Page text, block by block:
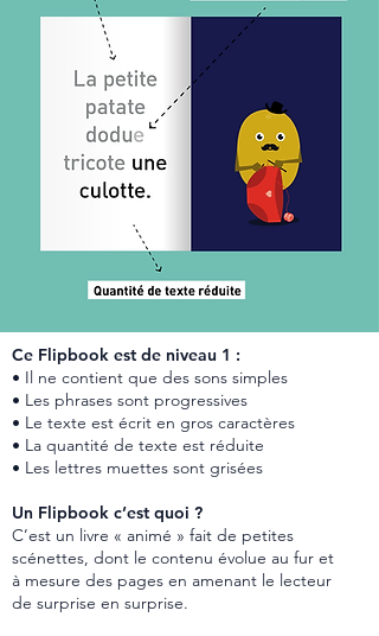
Ce Flipbook est de niveau 1 :
• Il ne contient que des sons simples
• Les phrases sont progressives
• Le texte est écrit en gros caractères
• La quantité de texte est réduite
• Les lettres muettes sont grisées
Un Flipbook c’est quoi ?
C’est un livre « animé » fait de petites
scénettes, dont le contenu évolue au fur et
à mesure des pages en amenant le lecteur
de surprise en surprise.